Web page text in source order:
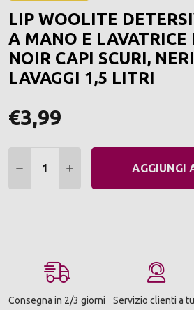
LIP WOOLITE
A MANO E LAVATRICE
NOIR CAPI SCURI,
LAVAGGI 1,5 LITRI
€3,99
DIMINUIRE QUANTITÀ:
AUMENTAREAGGIUNGI
Consegna in 2/3 giorni
Servizio clienti a